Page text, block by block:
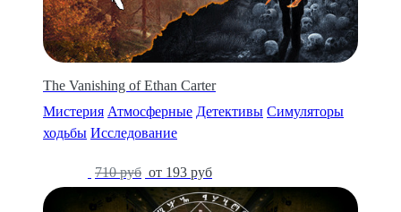
The Vanishing of Ethan Carter
Мистерия Атмосферные Детективы Симуляторы
ходьбы Исследование
710 руб от 193 руб